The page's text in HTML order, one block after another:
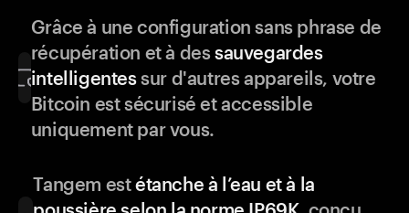
Grâce à une configuration sans phrase de
récupération et à dessauvegardes
intelligentessur d'autres appareils, votre
Bitcoin est sécurisé et accessible
uniquement par vous.
Tangem estétanche à l’eau et à la